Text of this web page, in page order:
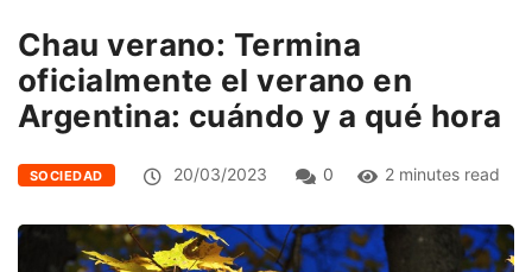
Chau verano: Termina
oficialmente el verano en
Argentina: cuándo y a qué hora
SOCIEDAD 20/03/2023 0 2 minutes read